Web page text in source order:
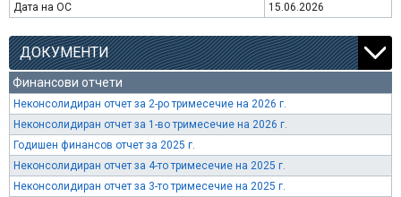
Дата на ОС
15.06.2026
ДОКУМЕНТИ
Финансови отчети
Неконсолидиран отчет за 2-ро тримесечие на 2026 г.
Неконсолидиран отчет за 1-во тримесечие на 2026 г.
Годишен финансов отчет за 2025 г.
Неконсолидиран отчет за 4-то тримесечие на 2025 г.
Неконсолидиран отчет за 3-то тримесечие на 2025 г.